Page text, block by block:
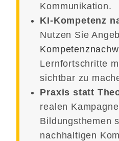
Kommunikation.
KI-Kompetenz
Nutzen Sie
Lernfortschritte
sichtbar zu
Praxis statt
realen
Bildungsthemen
nachhaltigen